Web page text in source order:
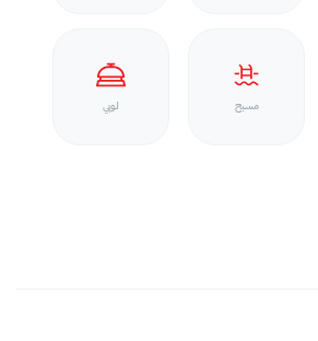
مسبح لوبي